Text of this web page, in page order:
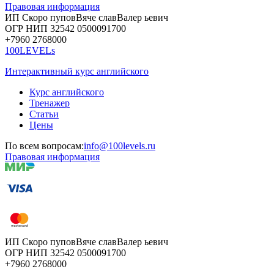
Правовая информация
ИП Скоро пуповВяче славВалер ьевич
ОГР НИП 32542 0500091700
+7960 2768000
100LEVELs
Интерактивный курс английского
Курс английского
Тренажер
Статьи
Цены
По всем вопросам:info@100levels.ru
Правовая информация
ИП Скоро пуповВяче славВалер ьевич
ОГР НИП 32542 0500091700
+7960 2768000